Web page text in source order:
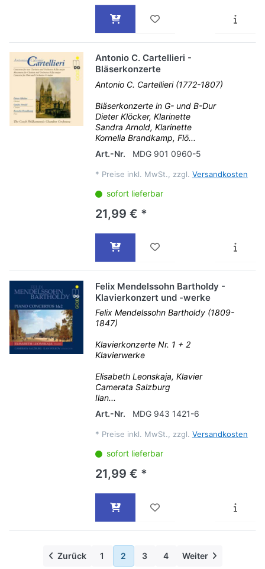
Antonio C. Cartellieri -
Bläserkonzerte
Antonio C. Cartellieri (1772-1807)
Bläserkonzerte in G- und B-Dur
Dieter Klöcker, Klarinette
Sandra Arnold, Klarinette
Kornelia Brandkamp, Flö...
Art.-Nr.
MDG 901 0960-5
* Preise inkl. MwSt., zzgl. Versandkosten
sofort lieferbar
21,99 € *
Felix Mendelssohn Bartholdy -
Klavierkonzert und -werke
Felix Mendelssohn Bartholdy (1809-
1847)
Klavierkonzerte Nr. 1 + 2
Klavierwerke
Elisabeth Leonskaja, Klavier
Camerata Salzburg
Ilan...
Art.-Nr.
MDG 943 1421-6
* Preise inkl. MwSt., zzgl. Versandkosten
sofort lieferbar
21,99 € *
Zurück 1 2 3 4 Weiter